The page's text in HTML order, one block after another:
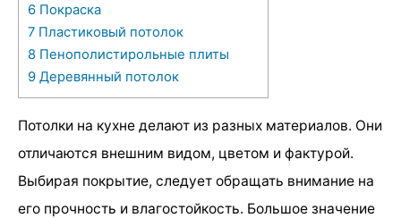
6 Покраска
7 Пластиковый потолок
8 Пенополистирольные плиты
9 Деревянный потолок
Потолки на кухне делают из разных материалов. Они
отличаются внешним видом, цветом и фактурой.
Выбирая покрытие, следует обращать внимание на
его прочность и влагостойкость. Большое значение